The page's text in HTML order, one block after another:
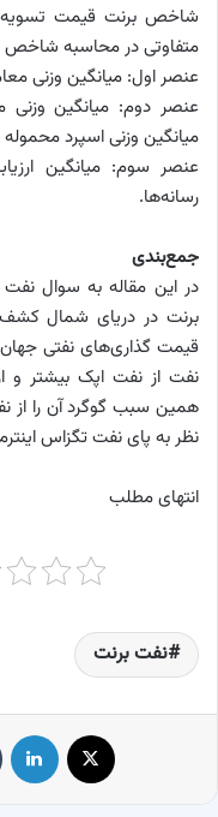
متفاوتی در محاسبه شاخص
عنصر اول: میانگین وزنی
عنصر دوم: میانگین وزنی
میانگین وزنی اسپرد
عنصر سوم: میانگین
رسانه‌ها.
جمع‌بندی
در این مقاله به سوال
برنت در دریای شمال
قیمت گذاری‌های نفتی
نفت از نفت اپک بیشتر و
همین سبب گوگرد آن را از
نظر به پای نفت تگزاس
انتهای مطلب
نفت برنت